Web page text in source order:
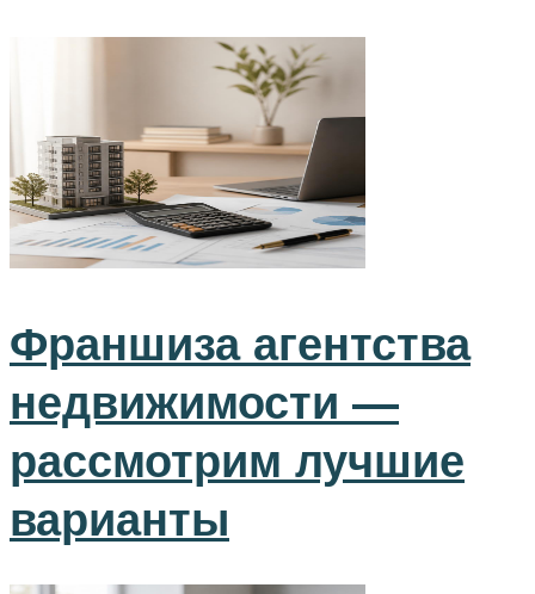
Франшиза агентства
недвижимости —
рассмотрим лучшие
варианты